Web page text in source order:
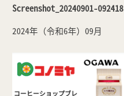
Screenshot_20240901-092418
2024年（令和6年）09月